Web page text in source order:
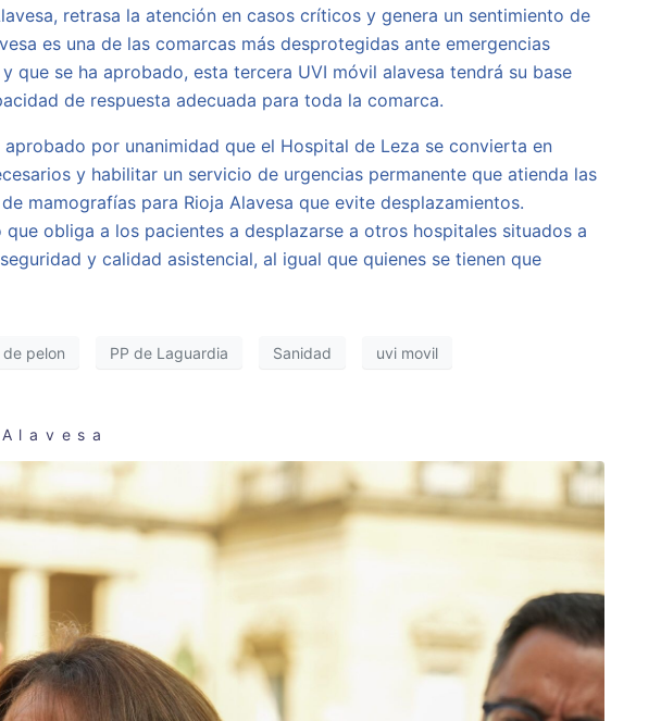
retrasa la atención en casos críticos y genera un sentimiento de
es una de las comarcas más desprotegidas ante emergencias
que se ha aprobado, esta tercera UVI móvil alavesa tendrá su base
de respuesta adecuada para toda la comarca.
por unanimidad que el Hospital de Leza se convierta en
y habilitar un servicio de urgencias permanente que atienda las
mamografías para Rioja Alavesa que evite desplazamientos.
obliga a los pacientes a desplazarse a otros hospitales situados a
y calidad asistencial, al igual que quienes se tienen que
pelon PP de Laguardia Sanidad uvi movil